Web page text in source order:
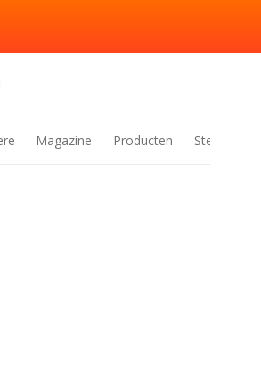
Magazine Producten Steden